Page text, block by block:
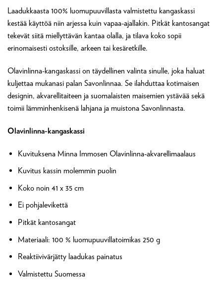
Laadukkaasta 100% luomupuuvillasta valmistettu kangaskassi
kestää käyttöä niin arjessa kuin vapaa-ajallakin. Pitkät kantosangat
tekevät siitä miellyttävän kantaa olalla, ja tilava koko sopii
erinomaisesti ostoksille, arkeen tai kesäretkille.
Olavinlinna-kangaskassi on täydellinen valinta sinulle, joka haluat
kuljettaa mukanasi palan Savonlinnaa. Se ilahduttaa kotimaisen
designin, akvarellitaiteen ja suomalaisten maisemien ystävää sekä
toimii lämminhenkisenä lahjana ja muistona Savonlinnasta.
Olavinlinna-kangaskassi
Kuvituksena Minna Immosen Olavinlinna-akvarellimaalaus
Kuvitus kassin molemmin puolin
Koko noin 41 x 35 cm
Ei pohjalevikettä
Pitkät kantosangat
Materiaali: 100 % luomupuuvillatoimikas 250 g
Reaktiivivärjätty laadukas painatus
Valmistettu Suomessa